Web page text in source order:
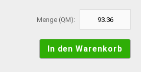
Menge (QM):